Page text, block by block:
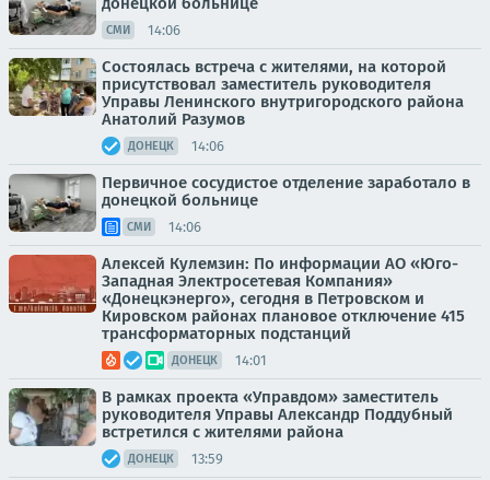
СМИ 14:06
Состоялась встреча с жителями, на которой
присутствовал заместитель руководителя
Управы Ленинского внутригородского района
Анатолий Разумов
ДОНЕЦК 14:06
Первичное сосудистое отделение заработало в
донецкой больнице
СМИ 14:06
Алексей Кулемзин: По информации АО «Юго-
Западная Электросетевая Компания»
«Донецкэнерго», сегодня в Петровском и
Кировском районах плановое отключение 415
трансформаторных подстанций
ДОНЕЦК 14:01
В рамках проекта «Управдом» заместитель
руководителя Управы Александр Поддубный
встретился с жителями района
ДОНЕЦК 13:59